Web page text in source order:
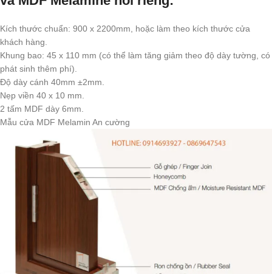
Kích thước chuẩn: 900 x 2200mm, hoặc làm theo kích thước cửa
khách hàng.
Khung bao: 45 x 110 mm (có thể làm tăng giảm theo độ dày tường, có
phát sinh thêm phí).
Độ dày cánh 40mm ±2mm.
Nẹp viền 40 x 10 mm.
2 tấm MDF dày 6mm.
Mẫu cửa MDF Melamin An cường